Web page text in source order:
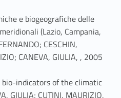
e biogeografiche delle
(Lazio, Campania,
CESCHIN,
CANEVA, GIULIA, , 2005
bio-indicators of the climatic
GIULIA; CUTINI, MAURIZIO,